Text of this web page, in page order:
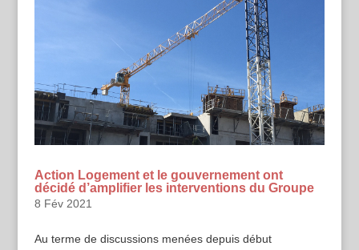
Action Logement et le gouvernement ont
décidé d’amplifier les interventions du Groupe
8 Fév 2021
Au terme de discussions menées depuis début